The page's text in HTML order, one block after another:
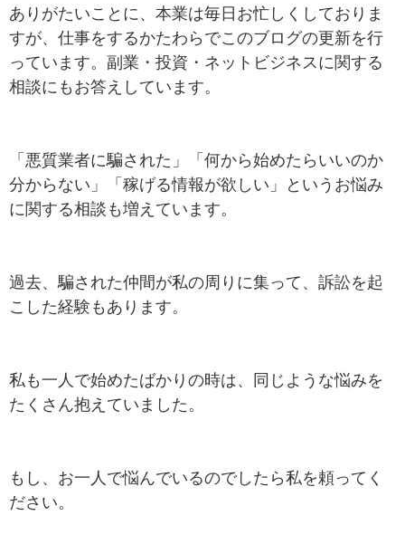
ありがたいことに、本業は毎日お忙しくしておりま
すが、仕事をするかたわらでこのブログの更新を行
っています。副業・投資・ネットビジネスに関する
相談にもお答えしています。
「悪質業者に騙された」「何から始めたらいいのか
分からない」「稼げる情報が欲しい」というお悩み
に関する相談も増えています。
過去、騙された仲間が私の周りに集って、訴訟を起
こした経験もあります。
私も一人で始めたばかりの時は、同じような悩みを
たくさん抱えていました。
もし、お一人で悩んでいるのでしたら私を頼ってく
ださい。